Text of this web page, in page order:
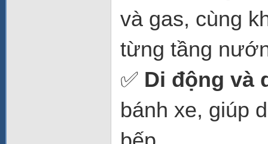
và gas, cùng
từng tầng
✅ Di động và
bánh xe, giúp